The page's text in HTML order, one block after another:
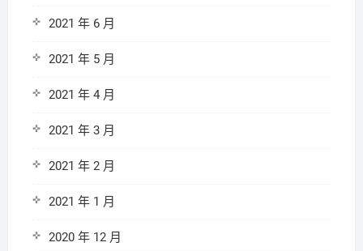
2021 年 6 月
2021 年 5 月
2021 年 4 月
2021 年 3 月
2021 年 2 月
2021 年 1 月
2020 年 12 月